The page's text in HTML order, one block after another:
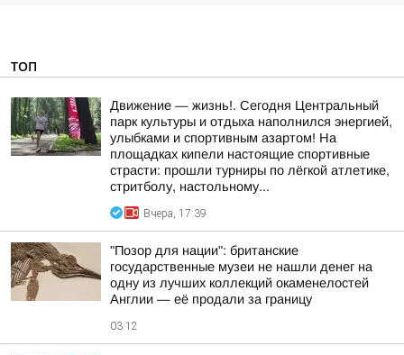
ТОП
Движение — жизнь!. Сегодня Центральный
парк культуры и отдыха наполнился энергией,
улыбками и спортивным азартом! На
площадках кипели настоящие спортивные
страсти: прошли турниры по лёгкой атлетике,
стритболу, настольному...
Вчера, 17:39
"Позор для нации": британские
государственные музеи не нашли денег на
одну из лучших коллекций окаменелостей
Англии — её продали за границу
03:12